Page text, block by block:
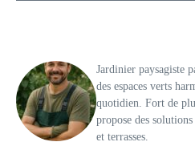
Jardinier paysagiste
des espaces verts
quotidien. Fort de
propose des
et terrasses.